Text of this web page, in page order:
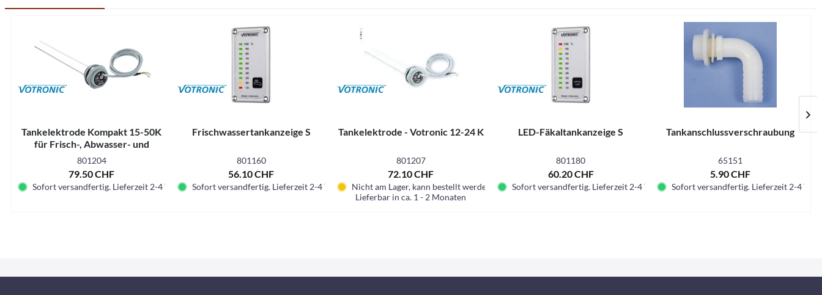
Tankelektrode Kompakt 15-50K
für Frisch-, Abwasser- und
Fäkaltanks
801204
79.50 CHF
Sofort versandfertig. Lieferzeit 2-4 Tage.
Frischwassertankanzeige S
801160
56.10 CHF
Sofort versandfertig. Lieferzeit 2-4 Tage.
Tankelektrode - Votronic 12-24 K
801207
72.10 CHF
Nicht am Lager, kann bestellt werden
Lieferbar in ca. 1 - 2 Monaten
LED-Fäkaltankanzeige S
801180
60.20 CHF
Sofort versandfertig. Lieferzeit 2-4 Tage.
Tankanschlussverschraubung
65151
5.90 CHF
Sofort versandfertig. Lieferzeit 2-4 Tage.